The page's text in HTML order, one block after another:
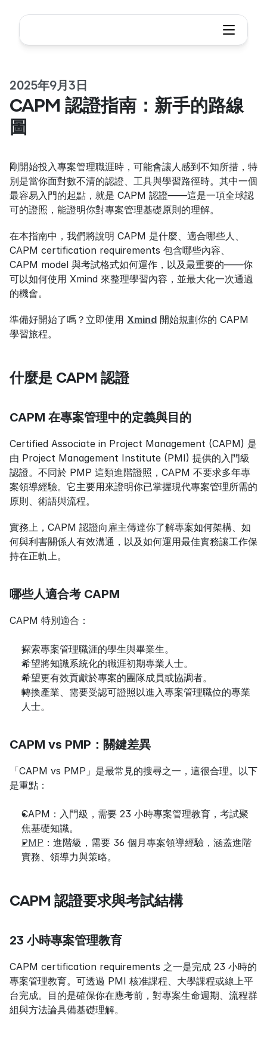
2025年9月3日
CAPM 認證指南：新手的路線
圖
剛開始投入專案管理職涯時，可能會讓人感到不知所措，特
別是當你面對數不清的認證、工具與學習路徑時。其中一個
最容易入門的起點，就是 CAPM 認證——這是一項全球認
可的證照，能證明你對專案管理基礎原則的理解。
在本指南中，我們將說明 CAPM 是什麼、適合哪些人、
CAPM certification requirements 包含哪些內容、
CAPM model 與考試格式如何運作，以及最重要的——你
可以如何使用 Xmind 來整理學習內容，並最大化一次通過
的機會。
準備好開始了嗎？立即使用 Xmind 開始規劃你的 CAPM
學習旅程。
什麼是 CAPM 認證
CAPM 在專案管理中的定義與目的
Certified Associate in Project Management (CAPM) 是
由 Project Management Institute (PMI) 提供的入門級
認證。不同於 PMP 這類進階證照，CAPM 不要求多年專
案領導經驗。它主要用來證明你已掌握現代專案管理所需的
原則、術語與流程。
實務上，CAPM 認證向雇主傳達你了解專案如何架構、如
何與利害關係人有效溝通，以及如何運用最佳實務讓工作保
持在正軌上。
哪些人適合考 CAPM
CAPM 特別適合：
探索專案管理職涯的學生與畢業生。
希望將知識系統化的職涯初期專業人士。
希望更有效貢獻於專案的團隊成員或協調者。
轉換產業、需要受認可證照以進入專案管理職位的專業
人士。
CAPM vs PMP：關鍵差異
「CAPM vs PMP」是最常見的搜尋之一，這很合理。以下
是重點：
CAPM：入門級，需要 23 小時專案管理教育，考試聚
焦基礎知識。
PMP ：進階級，需要 36 個月專案領導經驗，涵蓋進階
實務、領導力與策略。
CAPM 認證要求與考試結構
23 小時專案管理教育
CAPM certification requirements 之一是完成 23 小時的
專案管理教育。可透過 PMI 核准課程、大學課程或線上平
台完成。目的是確保你在應考前，對專案生命週期、流程群
組與方法論具備基礎理解。